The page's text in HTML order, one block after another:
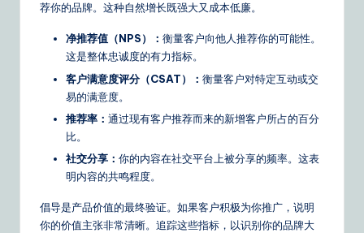
荐你的品牌。这种自然增长既强大又成本低廉。
净推荐值（NPS）： 衡量客户向他人推荐你的可能性。
这是整体忠诚度的有力指标。
客户满意度评分（CSAT）： 衡量客户对特定互动或交
易的满意度。
推荐率： 通过现有客户推荐而来的新增客户所占的百分
比。
社交分享： 你的内容在社交平台上被分享的频率。这表
明内容的共鸣程度。
倡导是产品价值的最终验证。如果客户积极为你推广，说明
你的价值主张非常清晰。追踪这些指标，以识别你的品牌大